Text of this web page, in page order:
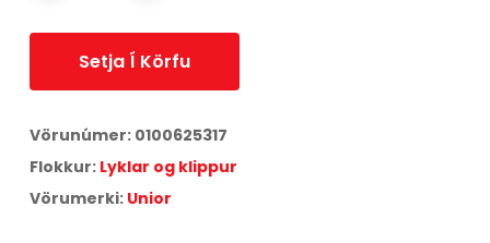
Setja Í Körfu
Vörunúmer: 0100625317
Flokkur: Lyklar og klippur
Vörumerki: Unior